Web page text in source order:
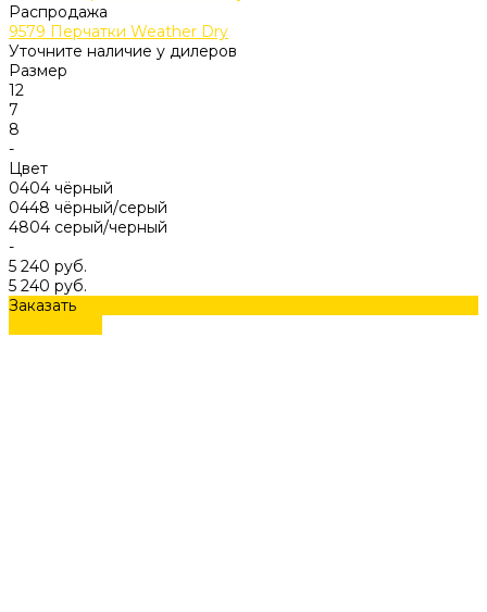
Распродажа
9579 Перчатки Weather Dry
Уточните наличие у дилеров
Размер
12
7
8
-
Цвет
0404 чёрный
0448 чёрный/серый
4804 серый/черный
-
5 240 руб.
5 240 руб.
Заказать